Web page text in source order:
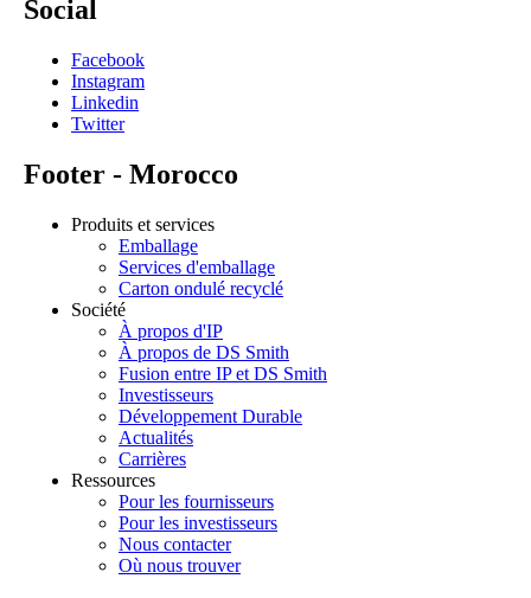
Social
Facebook
Instagram
Linkedin
Twitter
Footer - Morocco
Produits et services
Emballage
Services d'emballage
Carton ondulé recyclé
Société
À propos d'IP
À propos de DS Smith
Fusion entre IP et DS Smith
Investisseurs
Développement Durable
Actualités
Carrières
Ressources
Pour les fournisseurs
Pour les investisseurs
Nous contacter
Où nous trouver